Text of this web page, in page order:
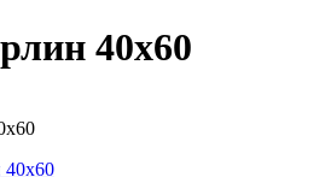
40х60